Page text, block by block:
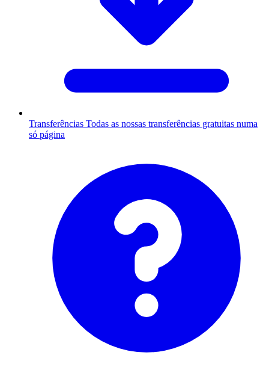
Transferências Todas as nossas transferências gratuitas numa
só página